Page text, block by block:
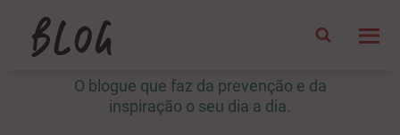
O blogue que faz da prevenção e da
inspiração o seu dia a dia.